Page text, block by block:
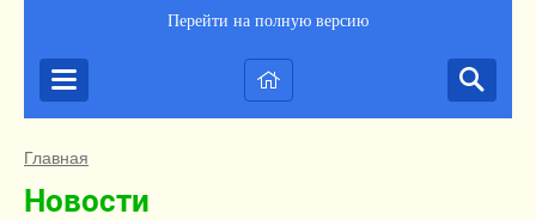
Перейти на полную версию
Главная
Новости